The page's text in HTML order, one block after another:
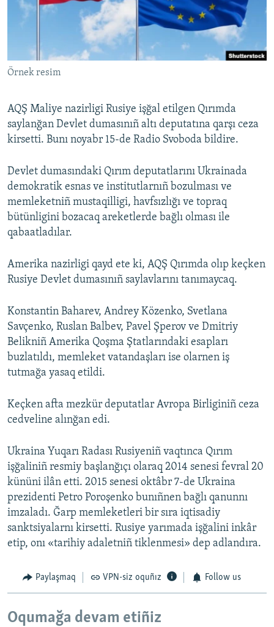
Русский
Українською
QOŞULIÑIZ!
RFE/RS bütün saytları
Örnek resim
AQŞ Maliye nazirligi Rusiye işğal etilgen Qırımda
saylanğan Devlet dumasınıñ altı deputatına qarşı ceza
kirsetti. Bunı noyabr 15-de Radio Svoboda bildire.
Devlet dumasındaki Qırım deputatlarını Ukrainada
demokratik esnas ve institutlarnıñ bozulması ve
memleketniñ mustaqilligi, havfsızlığı ve topraq
bütünligini bozacaq areketlerde bağlı olması ile
qabaatladılar.
Amerika nazirligi qayd ete ki, AQŞ Qırımda olıp keçken
Rusiye Devlet dumasınıñ saylavlarını tanımaycaq.
Konstantin Baharev, Andrey Közenko, Svetlana
Savçenko, Ruslan Balbev, Pavel Şperov ve Dmitriy
Belikniñ Amerika Qoşma Ştatlarındaki esapları
buzlatıldı, memleket vatandaşları ise olarnen iş
tutmağa yasaq etildi.
Keçken afta mezkür deputatlar Avropa Birliginiñ ceza
cedveline alınğan edi.
Ukraina Yuqarı Radası Rusiyeniñ vaqtınca Qırım
işğaliniñ resmiy başlanğıçı olaraq 2014 senesi fevral 20
kününi ilân etti. 2015 senesi oktâbr 7-de Ukraina
prezidenti Petro Poroşenko bunıñnen bağlı qanunnı
imzaladı. Ğarp memleketleri bir sıra iqtisadiy
sanktsiyalarnı kirsetti. Rusiye yarımada işğalini inkâr
etip, onı «tarihiy adaletniñ tiklenmesi» dep adlandıra.
Paylaşmaq VPN-siz oquñız Follow us
Oqumağa devam etiñiz